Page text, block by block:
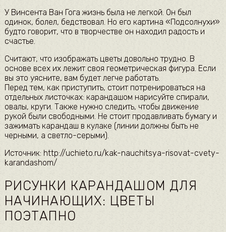
У Винсента Ван Гога жизнь была не легкой. Он был
одинок, болел, бедствовал. Но его картина «Подсолнухи»
будто говорит, что в творчестве он находил радость и
счастье.
Считают, что изображать цветы довольно трудно. В
основе всех их лежит своя геометрическая фигура. Если
вы это уясните, вам будет легче работать.
Перед тем, как приступить, стоит потренироваться на
отдельных листочках: карандашом нарисуйте спирали,
овалы, круги. Также нужно следить, чтобы движение
рукой были свободными. Не стоит продавливать бумагу и
зажимать карандаш в кулаке (линии должны быть не
черными, а светло-серыми).
Источник: http://uchieto.ru/kak-nauchitsya-risovat-cvety-
karandashom/
РИСУНКИ КАРАНДАШОМ ДЛЯ
НАЧИНАЮЩИХ: ЦВЕТЫ
ПОЭТАПНО